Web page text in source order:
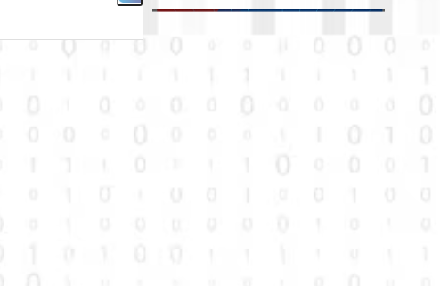
“Gửi tiết kiệm chung tay vì